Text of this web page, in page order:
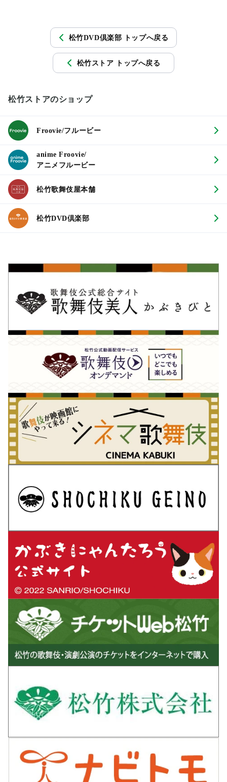
松竹DVD倶楽部 トップへ戻る
松竹ストア トップへ戻る
松竹ストアのショップ
Froovie/フルービー
anime Froovie/
アニメフルービー
松竹歌舞伎屋本舗
松竹DVD倶楽部